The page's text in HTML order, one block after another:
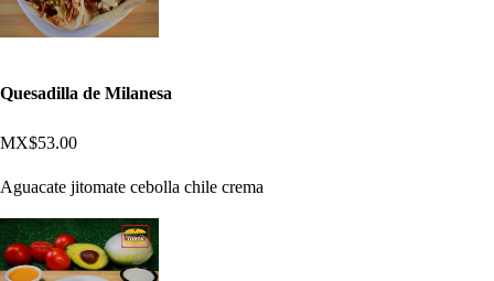
Quesadilla de Milanesa
MX$53.00
Aguacate jitomate cebolla chile crema